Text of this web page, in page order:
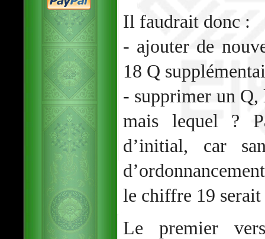
Il faudrait donc :
- ajouter de
18 Q
- supprimer un
mais lequel ?
d’initial, car
le chiffre 19
Le premier